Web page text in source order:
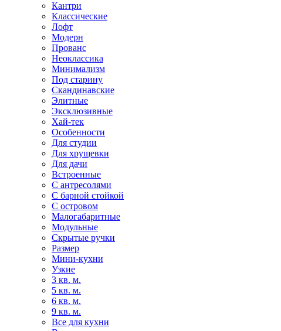
Кантри
Классические
Лофт
Модерн
Прованс
Неоклассика
Минимализм
Под старину
Скандинавские
Элитные
Эксклюзивные
Хай-тек
Особенности
Для студии
Для хрущевки
Для дачи
Встроенные
С антресолями
С барной стойкой
С островом
Малогабаритные
Модульные
Скрытые ручки
Размер
Мини-кухни
Узкие
3 кв. м.
5 кв. м.
6 кв. м.
9 кв. м.
Все для кухни